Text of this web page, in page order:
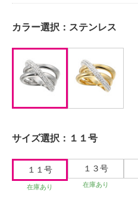
カラー選択： ステンレス
サイズ選択： １１号
１１号
在庫あり
１３号
在庫あり